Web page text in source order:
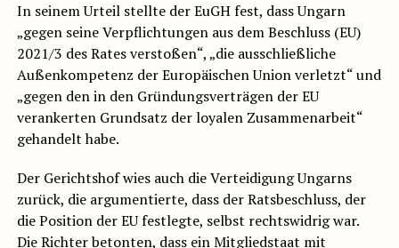
In seinem Urteil stellte der EuGH fest, dass Ungarn
„gegen seine Verpflichtungen aus dem Beschluss (EU)
2021/3 des Rates verstoßen“, „die ausschließliche
Außenkompetenz der Europäischen Union verletzt“ und
„gegen den in den Gründungsverträgen der EU
verankerten Grundsatz der loyalen Zusammenarbeit“
gehandelt habe.
Der Gerichtshof wies auch die Verteidigung Ungarns
zurück, die argumentierte, dass der Ratsbeschluss, der
die Position der EU festlegte, selbst rechtswidrig war.
Die Richter betonten, dass ein Mitgliedstaat mit